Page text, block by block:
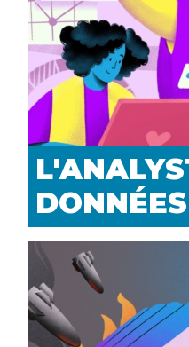
DONNÉES